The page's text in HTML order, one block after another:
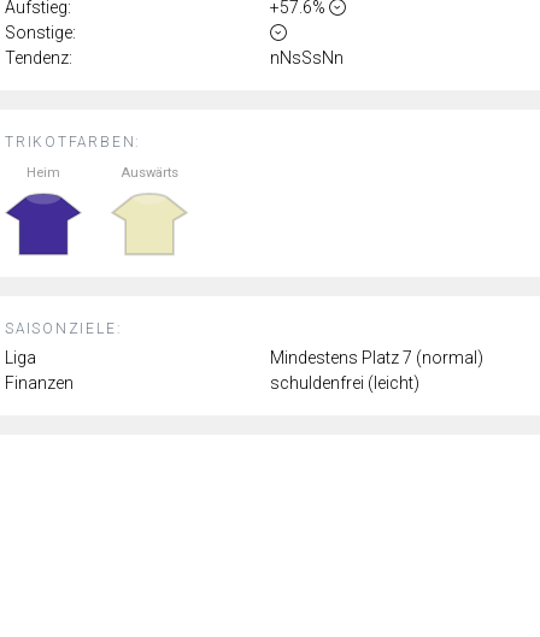
TRIKOTFARBEN:
Heim Auswärts
SAISONZIELE:
Liga
Mindestens Platz 7 (normal)
Finanzen
schuldenfrei (leicht)
Aufstieg:
+57.6%
Sonstige:
Tendenz:
nNsSsNn